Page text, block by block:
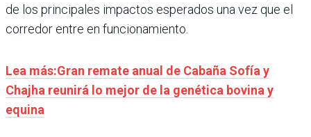
de los principales impactos esperados una vez que el
corredor entre en funcionamiento.
Lea más:Gran remate anual de Cabaña Sofía y
Chajha reunirá lo mejor de la genética bovina y
equina